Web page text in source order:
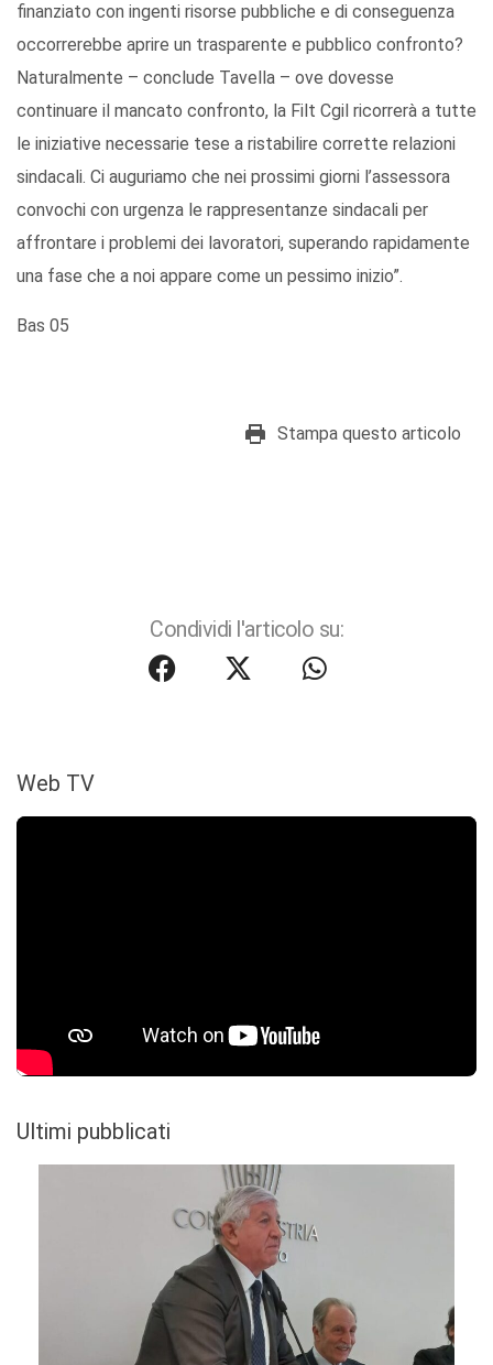
finanziato con ingenti risorse pubbliche e di conseguenza
occorrerebbe aprire un trasparente e pubblico confronto?
Naturalmente – conclude Tavella – ove dovesse
continuare il mancato confronto, la Filt Cgil ricorrerà a tutte
le iniziative necessarie tese a ristabilire corrette relazioni
sindacali. Ci auguriamo che nei prossimi giorni l’assessora
convochi con urgenza le rappresentanze sindacali per
affrontare i problemi dei lavoratori, superando rapidamente
una fase che a noi appare come un pessimo inizio”.
Bas 05
Stampa questo articolo
Condividi l'articolo su:
Web TV
Ultimi pubblicati